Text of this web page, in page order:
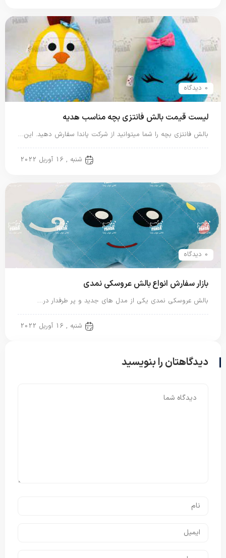
0 دیدگاه
لیست قیمت بالش فانتزی بچه مناسب هدیه
بالش فانتزی بچه را شما میتوانید از شرکت پاندا سفارش دهید. این…
شنبه , 16 آوریل 2022
0 دیدگاه
بازار سفارش انواع بالش عروسکی نمدی
بالش عروسکی نمدی یکی از مدل های جدید و پر طرفدار در…
شنبه , 16 آوریل 2022
دیدگاهتان را بنویسید